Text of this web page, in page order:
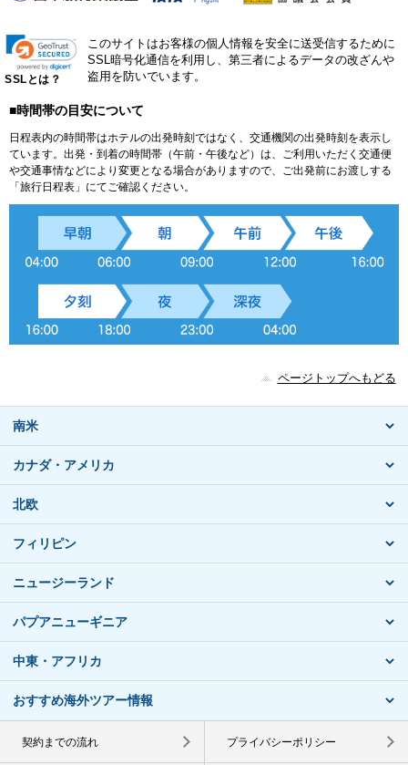
SSLとは？
このサイトはお客様の個人情報を安全に送受信するために
SSL暗号化通信を利用し、第三者によるデータの改ざんや
盗用を防いでいます。
■時間帯の目安について
日程表内の時間帯はホテルの出発時刻ではなく、交通機関の出発時刻を表示し
ています。出発・到着の時間帯（午前・午後など）は、ご利用いただく交通便
や交通事情などにより変更となる場合がありますので、ご出発前にお渡しする
「旅行日程表」にてご確認ください。
ページトップへもどる
南米
カナダ・アメリカ
北欧
フィリピン
ニュージーランド
パプアニューギニア
中東・アフリカ
おすすめ海外ツアー情報
契約までの流れ プライバシーポリシー